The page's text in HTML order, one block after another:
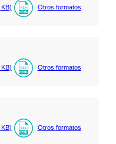
KB) Otros formatos
KB) Otros formatos
KB) Otros formatos